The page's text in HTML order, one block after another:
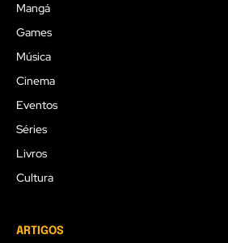
Mangá
Games
Música
Cinema
Eventos
Séries
Livros
Cultura
ARTIGOS